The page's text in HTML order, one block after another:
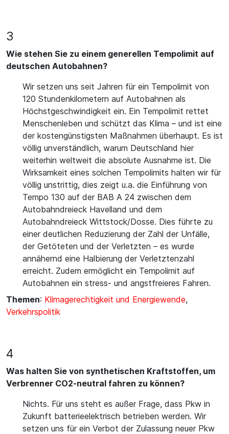
3
Wie stehen Sie zu einem generellen Tempolimit auf
deutschen Autobahnen?
Wir setzen uns seit Jahren für ein Tempolimit von
120 Stundenkilometern auf Autobahnen als
Höchstgeschwindigkeit ein. Ein Tempolimit rettet
Menschenleben und schützt das Klima – und ist eine
der kostengünstigsten Maßnahmen überhaupt. Es ist
völlig unverständlich, warum Deutschland hier
weiterhin weltweit die absolute Ausnahme ist. Die
Wirksamkeit eines solchen Tempolimits halten wir für
völlig unstrittig, dies zeigt u.a. die Einführung von
Tempo 130 auf der BAB A 24 zwischen dem
Autobahndreieck Havelland und dem
Autobahndreieck Wittstock/Dosse. Dies führte zu
einer deutlichen Reduzierung der Zahl der Unfälle,
der Getöteten und der Verletzten – es wurde
annähernd eine Halbierung der Verletztenzahl
erreicht. Zudem ermöglicht ein Tempolimit auf
Autobahnen ein stress- und angstfreieres Fahren.
Themen: Klimagerechtigkeit und Energiewende,
Verkehrspolitik
4
Was halten Sie von synthetischen Kraftstoffen, um
Verbrenner CO2-neutral fahren zu können?
Nichts. Für uns steht es außer Frage, dass Pkw in
Zukunft batterieelektrisch betrieben werden. Wir
setzen uns für ein Verbot der Zulassung neuer Pkw